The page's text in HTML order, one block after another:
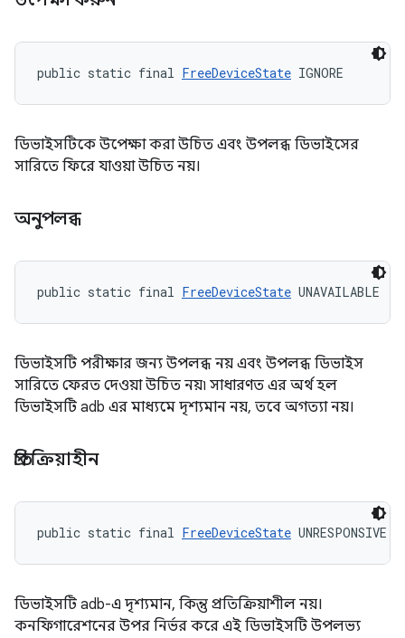
public static final FreeDeviceState IGNORE
ডিভাইসটিকে উপেক্ষা করা উচিত এবং উপলব্ধ ডিভাইসের
সারিতে ফিরে যাওয়া উচিত নয়।
অনুপলব্ধ
public static final FreeDeviceState UNAVAILABLE
ডিভাইসটি পরীক্ষার জন্য উপলব্ধ নয় এবং উপলব্ধ ডিভাইস
সারিতে ফেরত দেওয়া উচিত নয়৷ সাধারণত এর অর্থ হল
ডিভাইসটি adb এর মাধ্যমে দৃশ্যমান নয়, তবে অগত্যা নয়।
প্রতিক্রিয়াহীন
public static final FreeDeviceState UNRESPONSIVE
ডিভাইসটি adb-এ দৃশ্যমান, কিন্তু প্রতিক্রিয়াশীল নয়।
কনফিগারেশনের উপর নির্ভর করে এই ডিভাইসটি উপলভ্য